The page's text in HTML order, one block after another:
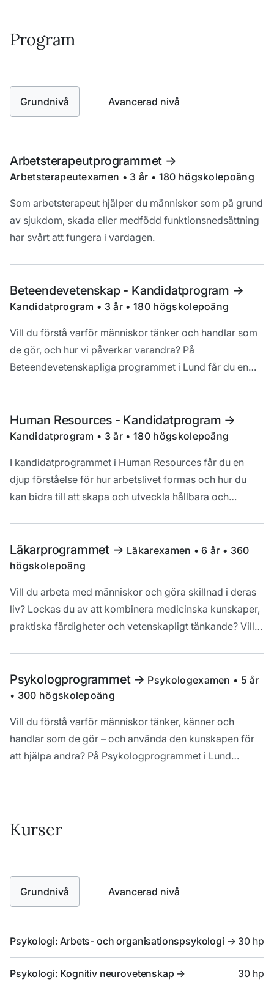
Program
Grundnivå Avancerad nivå
Arbetsterapeutprogrammet ->
Arbetsterapeutexamen • 3 år • 180 högskolepoäng
Som arbetsterapeut hjälper du människor som på grund
av sjukdom, skada eller medfödd funktionsnedsättning
har svårt att fungera i vardagen.
Beteendevetenskap - Kandidatprogram ->
Kandidatprogram • 3 år • 180 högskolepoäng
Vill du förstå varför människor tänker och handlar som
de gör, och hur vi påverkar varandra? På
Beteendevetenskapliga programmet i Lund får du en
Human Resources - Kandidatprogram ->
Kandidatprogram • 3 år • 180 högskolepoäng
I kandidatprogrammet i Human Resources får du en
djup förståelse för hur arbetslivet formas och hur du
kan bidra till att skapa och utveckla hållbara och
Läkarprogrammet -> Läkarexamen • 6 år • 360
högskolepoäng
Vill du arbeta med människor och göra skillnad i deras
liv? Lockas du av att kombinera medicinska kunskaper,
praktiska färdigheter och vetenskapligt tänkande? Vill
Psykologprogrammet -> Psykologexamen • 5 år
• 300 högskolepoäng
Vill du förstå varför människor tänker, känner och
handlar som de gör – och använda den kunskapen för
att hjälpa andra? På Psykologprogrammet i Lund
Kurser
Grundnivå Avancerad nivå
Psykologi: Arbets- och organisationspsykologi -> 30 hp
Psykologi: Kognitiv neurovetenskap -> 30 hp